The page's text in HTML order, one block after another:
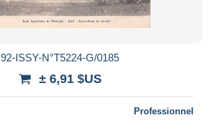
92-ISSY-N°T5224-G/0185
± 6,91 $US
Professionnel